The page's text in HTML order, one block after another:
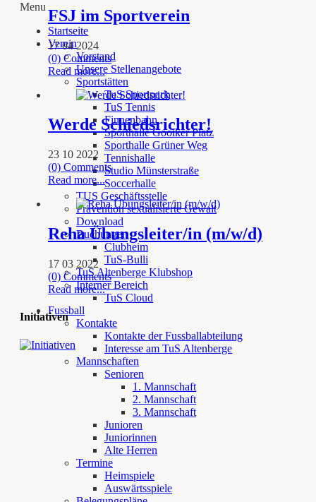
Menu
Startseite
Verein
Vorstand
Unsere Stellenangebote
Sportstätten
TuS Sportpark
TuS Tennis
Finnenbahn
Sporthalle Gooiker Platz
Sporthalle Grüner Weg
Tennishalle
Studio Münsterstraße
Soccerhalle
TUS Geschäftsstelle
Prävention sexualisierte Gewalt
Download
Buchungen
Clubheim
TuS-Bulli
TuS Altenberge Klubshop
Interner Bereich
TuS Cloud
Fussball
Kontakte
Kontakte der Fussballabteilung
Interesse am TuS Altenberge
Mannschaften
Senioren
1. Mannschaft
2. Mannschaft
3. Mannschaft
Junioren
Juniorinnen
Alte Herren
Termine
Heimspiele
Auswärtsspiele
FSJ im Sportverein
17 04 2024
(0) Comments
Read more...
Werde Schiedsrichter!
23 10 2022
(0) Comments
Read more...
Reha Übungsleiter/in (m/w/d)
17 03 2022
(0) Comments
Read more...
Initiativen